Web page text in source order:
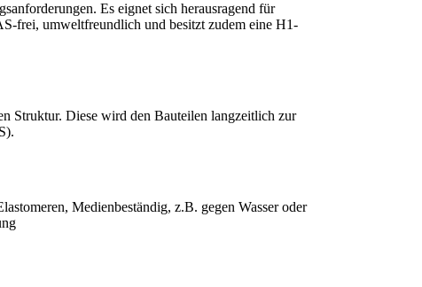
Es eignet sich herausragend für
frei, umweltfreundlich und besitzt zudem eine H1-
Struktur. Diese wird den Bauteilen langzeitlich zur
Medienbeständig, z.B. gegen Wasser oder